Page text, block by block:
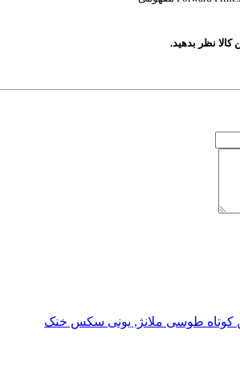
نظر بدهید.
کوتاه طوسی ملانژ, یونی سکس خنک